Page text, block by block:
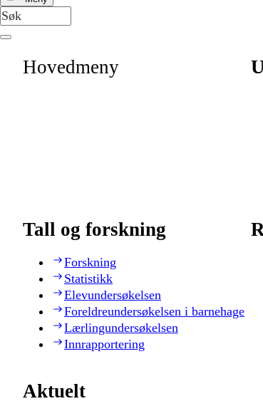
Hovedmeny
Tall og forskning
Forskning
Statistikk
Elevundersøkelsen
Foreldreundersøkelsen i barnehage
Lærlingundersøkelsen
Innrapportering
Aktuelt